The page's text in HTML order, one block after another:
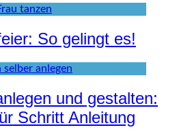
So gelingt es!
und gestalten:
Schritt Anleitung